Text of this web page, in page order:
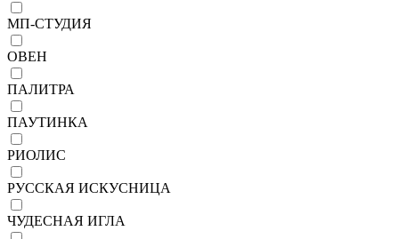
МП-СТУДИЯ
ОВЕН
ПАЛИТРА
ПАУТИНКА
РИОЛИС
РУССКАЯ ИСКУСНИЦА
ЧУДЕСНАЯ ИГЛА